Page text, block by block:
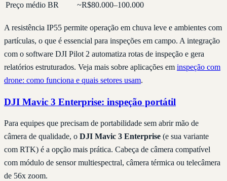
Preço médio BR ~R$80.000–100.000
A resistência IP55 permite operação em chuva leve e ambientes com
partículas, o que é essencial para inspeções em campo. A integração
com o software DJI Pilot 2 automatiza rotas de inspeção e gera
relatórios estruturados. Veja mais sobre aplicações em inspeção com
drone: como funciona e quais setores usam.
DJI Mavic 3 Enterprise: inspeção portátil
Para equipes que precisam de portabilidade sem abrir mão de
câmera de qualidade, o DJI Mavic 3 Enterprise (e sua variante
com RTK) é a opção mais prática. Cabeça de câmera compatível
com módulo de sensor multiespectral, câmera térmica ou telecâmera
de 56x zoom.